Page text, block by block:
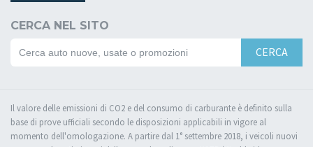
CERCA NEL SITO
CERCA
Il valore delle emissioni di CO2 e del consumo di carburante è definito sulla
base di prove ufficiali secondo le disposizioni applicabili in vigore al
momento dell'omologazione. A partire dal 1° settembre 2018, i veicoli nuovi